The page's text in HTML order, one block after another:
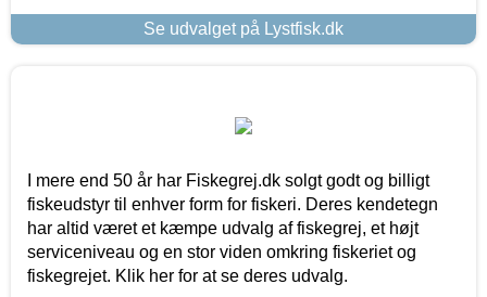
Se udvalget på Lystfisk.dk
I mere end 50 år har Fiskegrej.dk solgt godt og billigt
fiskeudstyr til enhver form for fiskeri. Deres kendetegn
har altid været et kæmpe udvalg af fiskegrej, et højt
serviceniveau og en stor viden omkring fiskeriet og
fiskegrejet. Klik her for at se deres udvalg.